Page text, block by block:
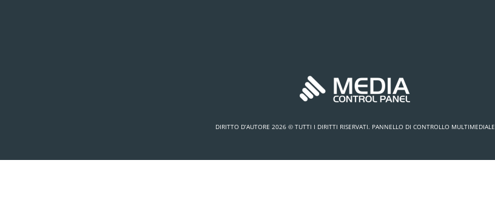
DIRITTO D’AUTORE 2026 © TUTTI I DIRITTI RISERVATI. PANNELLO DI CONTROLLO MULTIMEDIALE